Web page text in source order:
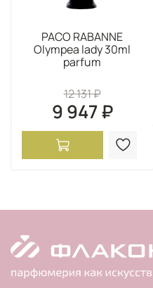
PACO RABANNE
Olympea lady 30ml
parfum
12 131 ₽
9 947 ₽